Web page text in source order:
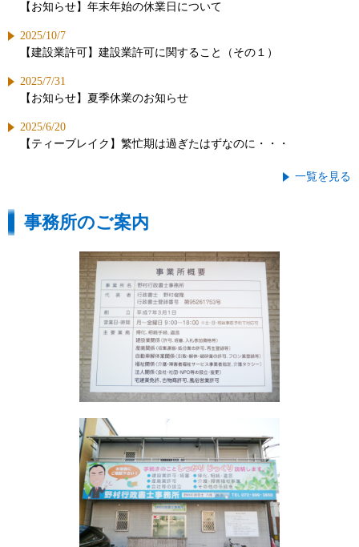
【お知らせ】年末年始の休業日について
2025/10/7
【建設業許可】建設業許可に関すること（その１）
2025/7/31
【お知らせ】夏季休業のお知らせ
2025/6/20
【ティーブレイク】繁忙期は過ぎたはずなのに・・・
一覧を見る
事務所のご案内